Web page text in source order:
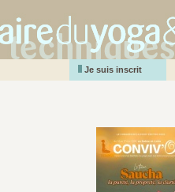
Je suis inscrit